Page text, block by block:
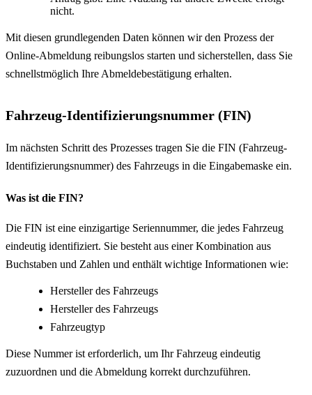
nicht.
Mit diesen grundlegenden Daten können wir den Prozess der
Online-Abmeldung reibungslos starten und sicherstellen, dass Sie
schnellstmöglich Ihre Abmeldebestätigung erhalten.
Fahrzeug-Identifizierungsnummer (FIN)
Im nächsten Schritt des Prozesses tragen Sie die FIN (Fahrzeug-
Identifizierungsnummer) des Fahrzeugs in die Eingabemaske ein.
Was ist die FIN?
Die FIN ist eine einzigartige Seriennummer, die jedes Fahrzeug
eindeutig identifiziert. Sie besteht aus einer Kombination aus
Buchstaben und Zahlen und enthält wichtige Informationen wie:
Hersteller des Fahrzeugs
Hersteller des Fahrzeugs
Fahrzeugtyp
Diese Nummer ist erforderlich, um Ihr Fahrzeug eindeutig
zuzuordnen und die Abmeldung korrekt durchzuführen.